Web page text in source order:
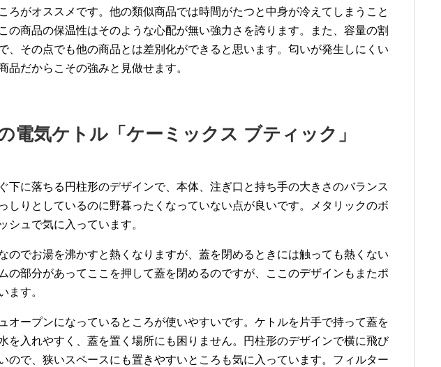
ろがオススメです。他の類似商品では時間がたつと中身が冷えてしまうこと
の商品の保温性はそのような心配が無い強力さを誇ります。また、容量の割
、その点でも他の商品とは差別化ができると思います。匂いが発生しにくい
品だからこその強みと見做せます。
電気ケトル「ケーミックス ブティック」
下に落ちる円柱形のデザインで、本体、注ぎ口と持ち手の大きさのバランス
しりとしているのに野暮ったくなっていない点が良いです。メタリックのボ
シュで気に入っています。
のでお湯を沸かすと熱くなりますが、蓋を閉めるときには触っても熱くない
の部分があってここを押して蓋を閉めるのですが、ここのデザインもまたポ
ます。
オープンになっているところが使いやすいです。ケトルを片手で持って蓋を
を入れやすく、蓋を置く場所にも困りません。円柱形のデザインで横に飛び
ので、狭いスペースにも置きやすいところも気に入っています。フィルター